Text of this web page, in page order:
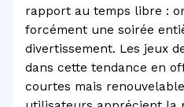
rapport au temps libre :
forcément une soirée
divertissement. Les jeux
dans cette tendance en
courtes mais